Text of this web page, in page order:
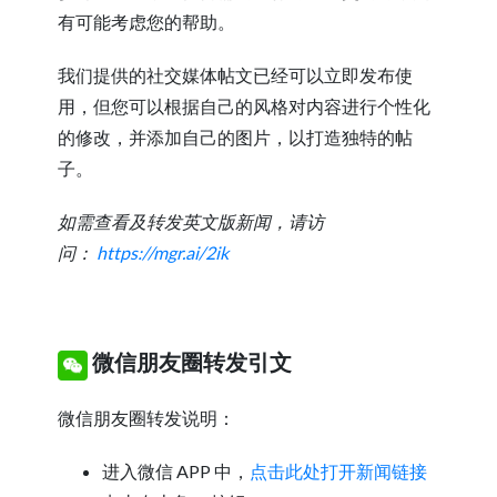
有可能考虑您的帮助。
我们提供的社交媒体帖文已经可以立即发布使
用，但您可以根据自己的风格对内容进行个性化
的修改，并添加自己的图片，以打造独特的帖
子。
如需查看及转发英文版新闻，请访
问： https://mgr.ai/2ik
微信朋友圈转发引文
微信朋友圈转发说明：
进入微信 APP 中， 点击此处打开新闻链接